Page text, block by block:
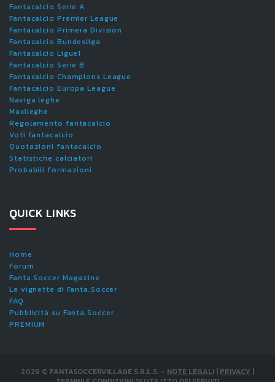
Fantacalcio Serie A
Fantacalcio Premier League
Fantacalcio Primera Division
Fantacalcio Bundesliga
Fantacalcio Ligue1
Fantacalcio Serie B
Fantacalcio Champions League
Fantacalcio Europa League
Naviga leghe
Maxileghe
Regolamento fantacalcio
Voti fantacalcio
Quotazioni fantacalcio
Statistiche calciatori
Probabili formazioni
QUICK LINKS
Home
Forum
Fanta.Soccer Magazine
Le vignette di Fanta.Soccer
FAQ
Pubblicità su Fanta.Soccer
PREMIUM
2026 © FANTASOCCERVILLAGE S.R.L.S. - NOTE LEGALI | PRIVACY |